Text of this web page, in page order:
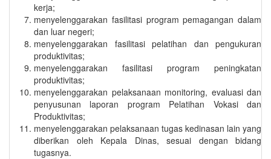
kerja;
menyelenggarakan fasilitasi program pemagangan dalam
dan luar negeri;
menyelenggarakan fasilitasi pelatihan dan pengukuran
produktivitas;
menyelenggarakan fasilitasi program peningkatan
produktivitas;
menyelenggarakan pelaksanaan monitoring, evaluasi dan
penyusunan laporan program Pelatihan Vokasi dan
Produktivitas;
menyelenggarakan pelaksanaan tugas kedinasan lain yang
diberikan oleh Kepala Dinas, sesuai dengan bidang
tugasnya.